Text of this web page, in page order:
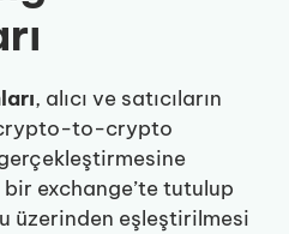
, alıcı ve satıcıların
to-crypto
exchange’te tutulup
üzerinden eşleştirilmesi